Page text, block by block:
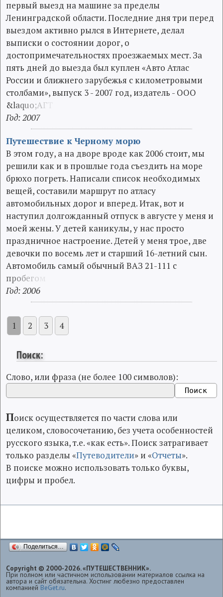
первый выезд на машине за пределы
Ленинградской области. Последние дня три перед
выездом активно рылся в Интернете, делал
выписки о состоянии дорог, о
достопримечательностях проезжаемых мест. За
пять дней до выезда был куплен «Авто Атлас
России и ближнего зарубежья с километровыми
столбами», выпуск 3 - 2007 год, издатель - ООО
&laquo;АГ
Год: 2007
Путешествие к Черному морю
В этом году, а на дворе вроде как 2006 стоит, мы
решили как и в прошлые года съездить на море
брюхо погреть. Написали список необходимых
вещей, составили маршрут по атласу
автомобильных дорог и вперед. Итак, вот и
наступил долгожданный отпуск в августе у меня и
моей жены. У детей каникулы, у нас просто
праздничное настроение. Детей у меня трое, две
девочки по восемь лет и старший 16-летний сын.
Автомобиль самый обычный ВАЗ 21-111 с
пробего
Год: 2006
1 2 3 4
Поиск:
Слово, или фраза (не более 100 символов):
Поиск осуществляется по части слова или
целиком, словосочетанию, без учета особенностей
русского языка, т.е. «как есть». Поиск затрагивает
только разделы «Путеводители» и «Отчеты».
В поиске можно использовать только буквы,
цифры и пробел.
Поделиться…
Copyright © 2000-2026. «ПУТЕШЕСТВЕННИК».
При полном или частичном использовании материалов ссылка на
автора и сайт обязательна. Хостинг любезно предоставлен
компанией BeGet.ru.